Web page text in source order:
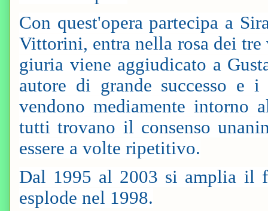
Con quest'opera partecipa a
Vittorini, entra nella rosa dei
giuria viene aggiudicato a
autore di grande successo
vendono mediamente intorno
tutti trovano il consenso
essere a volte ripetitivo.
Dal 1995 al 2003 si amplia il
esplode nel 1998.